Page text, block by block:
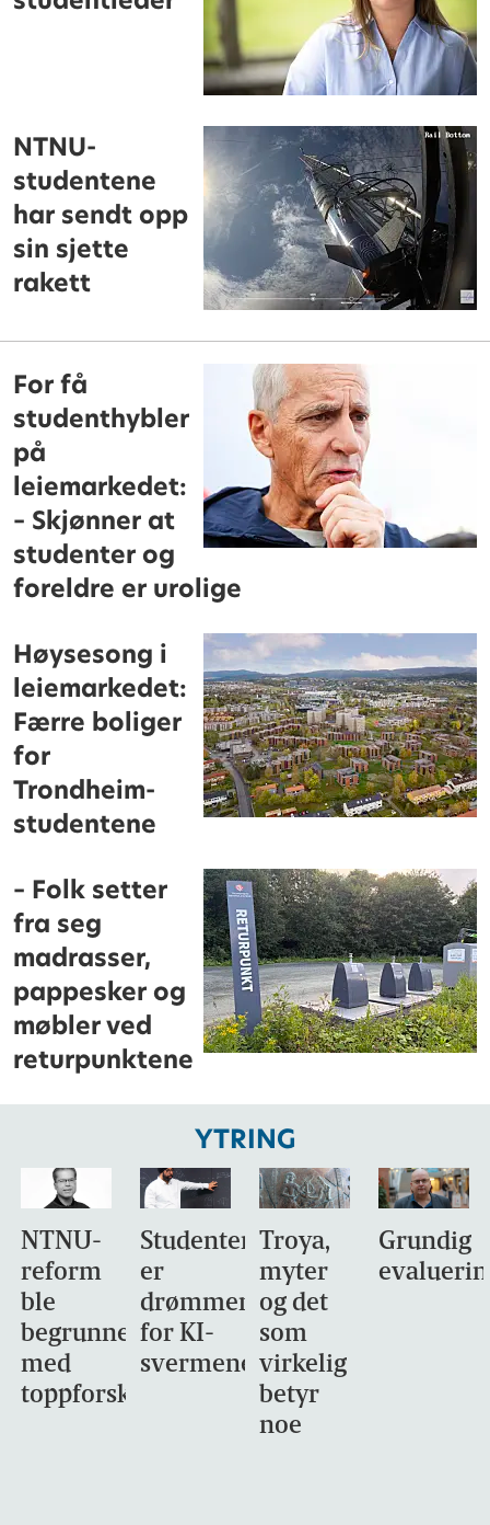
NTNU-
studentene
har sendt opp
sin sjette
rakett
For få
studenthybler
på
leiemarkedet:
– Skjønner at
studenter og
foreldre er urolige
Høysesong i
leiemarkedet:
Færre boliger
for
Trondheim-
studentene
– Folk setter
fra seg
madrasser,
pappesker og
møbler ved
returpunktene
YTRING
NTNU-
reform
ble
begrunnet
med
toppforskning
Studentene
er
drømmemålet
for KI-
svermene
Troya,
myter
og det
som
virkelig
betyr
noe
Grundig